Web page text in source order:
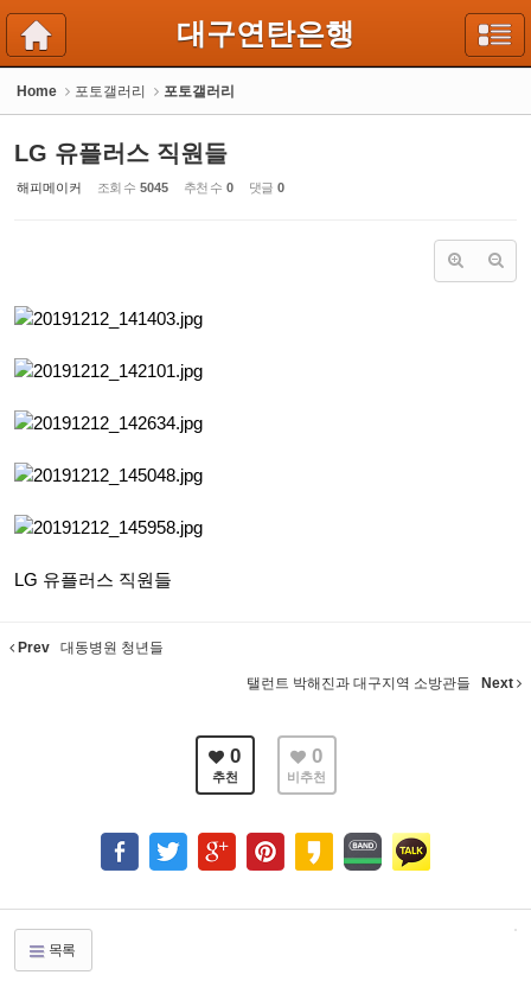
대구연탄은행
Home 포토갤러리 포토갤러리
LG 유플러스 직원들
해피메이커 조회 수 5045 추천 수 0 댓글 0
LG 유플러스 직원들
Prev 대동병원 청년들
탤런트 박해진과 대구지역 소방관들 Next
0
추천
0
비추천
목록